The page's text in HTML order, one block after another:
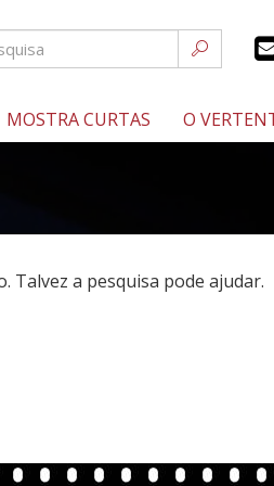
MOSTRA CURTAS O
Talvez a pesquisa pode ajudar.